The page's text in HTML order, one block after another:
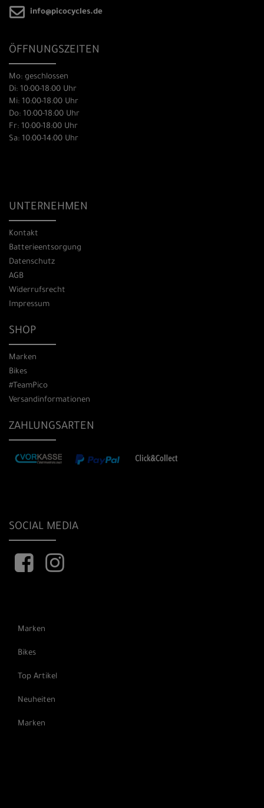
info@picocycles.de
ÖFFNUNGSZEITEN
Mo: geschlossen
Di: 10:00-18:00 Uhr
Mi: 10:00-18:00 Uhr
Do: 10:00-18:00 Uhr
Fr: 10:00-18:00 Uhr
Sa: 10:00-14:00 Uhr
UNTERNEHMEN
Kontakt
Batterieentsorgung
Datenschutz
AGB
Widerrufsrecht
Impressum
SHOP
Marken
Bikes
#TeamPico
Versandinformationen
ZAHLUNGSARTEN
SOCIAL MEDIA
Marken
Bikes
Top Artikel
Neuheiten
Marken